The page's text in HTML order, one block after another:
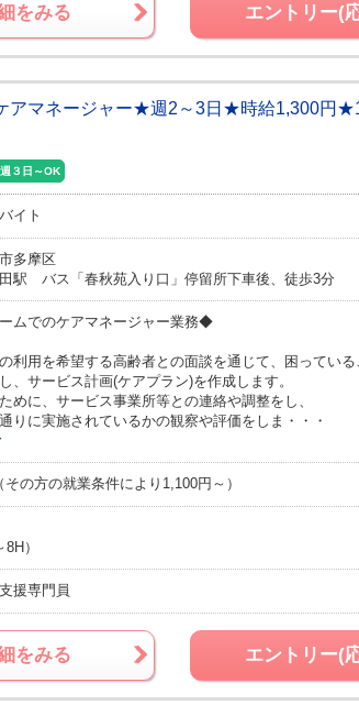
をみる エントリー(
アマネージャー★週2～3日★時給1,300円
週３日～OK
イト
多摩区
駅 バス「春秋苑入り口」停留所下車後、徒歩3分
ムでのケアマネージャー業務◆
利用を希望する高齢者との面談を通じて、困っている
、サービス計画(ケアプラン)を作成します。
めに、サービス事業所等との連絡や調整をし、
りに実施されているかの観察や評価をしま・・・
の方の就業条件により1,100円～）
）
援専門員
をみる エントリー(